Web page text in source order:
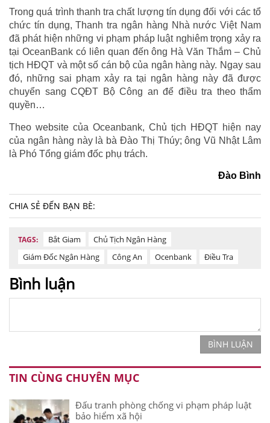
Trong quá trình thanh tra chất lượng tín dụng đối với các tổ
chức tín dụng, Thanh tra ngân hàng Nhà nước Việt Nam
đã phát hiện những vi phạm pháp luật nghiêm trọng xảy ra
tại OceanBank có liên quan đến ông Hà Văn Thắm – Chủ
tịch HĐQT và một số cán bộ của ngân hàng này. Ngay sau
đó, những sai phạm xảy ra tại ngân hàng này đã được
chuyển sang CQĐT Bộ Công an để điều tra theo thẩm
quyền…
Theo website của Oceanbank, Chủ tịch HĐQT hiện nay
của ngân hàng này là bà Đào Thị Thúy; ông Vũ Nhật Lâm
là Phó Tổng giám đốc phụ trách.
Đào Bình
CHIA SẺ ĐẾN BẠN BÈ:
TAGS: Bắt Giam
Chủ Tịch Ngân Hàng
Giám Đốc Ngân Hàng
Công An Ocenbank Điều Tra
Bình luận
BÌNH LUẬN
TIN CÙNG CHUYÊN MỤC
Đấu tranh phòng chống vi phạm pháp luật
bảo hiểm xã hội